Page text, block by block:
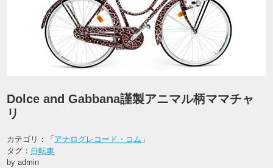
Dolce and Gabbana謹製アニマル柄ママチャ
リ
カテゴリ：「 アナログレコード・コム 」
タグ： 自転車
by admin